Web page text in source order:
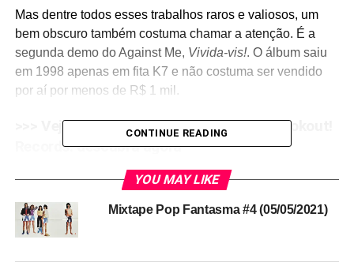
Mas dentre todos esses trabalhos raros e valiosos, um
bem obscuro também costuma chamar a atenção. É a
segunda demo do Against Me, Vivida-vis!. O álbum saiu
em 1998 apenas em fita K7 e não costuma ser vendido
por aí por menos de R$ 1 mil.
>>> Veja também no POP FANTASMA: Lookout!
Records: descubra agora
aos 17
CONTINUE READING
YOU MAY LIKE
Mixtape Pop Fantasma #4 (05/05/2021)